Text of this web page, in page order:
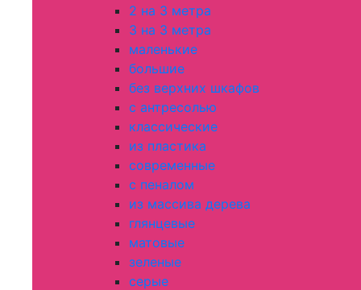
2 на 3 метра
3 на 3 метра
маленькие
большие
без верхних шкафов
с антресолью
классические
из пластика
современные
с пеналом
из массива дерева
глянцевые
матовые
зеленые
серые